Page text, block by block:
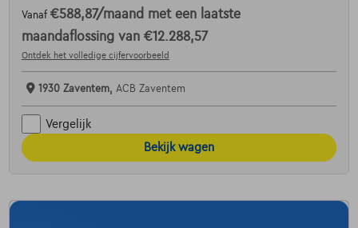
Vanaf €588,87/maand met een laatste
maandaflossing van €12.288,57
Ontdek het volledige cijfervoorbeeld
1930 Zaventem, ACB Zaventem
Vergelijk
Bekijk wagen